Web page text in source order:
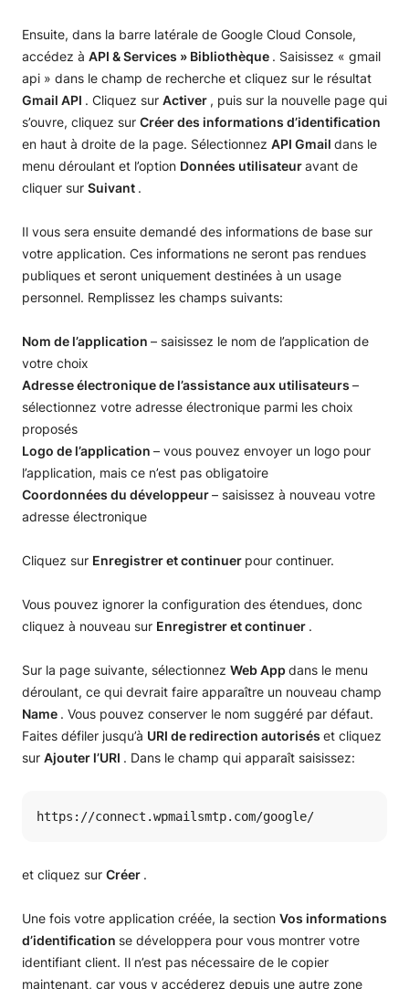
Ensuite, dans la barre latérale de Google Cloud Console,
accédez à API & Services » Bibliothèque . Saisissez « gmail
api » dans le champ de recherche et cliquez sur le résultat
Gmail API . Cliquez sur Activer , puis sur la nouvelle page qui
s’ouvre, cliquez sur Créer des informations d’identification
en haut à droite de la page. Sélectionnez API Gmail dans le
menu déroulant et l’option Données utilisateuravant de
cliquer sur Suivant .
Il vous sera ensuite demandé des informations de base sur
votre application. Ces informations ne seront pas rendues
publiques et seront uniquement destinées à un usage
personnel. Remplissez les champs suivants:
Nom de l’application – saisissez le nom de l’application de
votre choix
Adresse électronique de l’assistance aux utilisateurs –
sélectionnez votre adresse électronique parmi les choix
proposés
Logo de l’application – vous pouvez envoyer un logo pour
l’application, mais ce n’est pas obligatoire
Coordonnées du développeur– saisissez à nouveau votre
adresse électronique
Cliquez sur Enregistrer et continuer pour continuer.
Vous pouvez ignorer la configuration des étendues, donc
cliquez à nouveau sur Enregistrer et continuer .
Sur la page suivante, sélectionnez Web Appdans le menu
déroulant, ce qui devrait faire apparaître un nouveau champ
Name . Vous pouvez conserver le nom suggéré par défaut.
Faites défiler jusqu’à URI de redirection autorisés et cliquez
sur Ajouter l’URI . Dans le champ qui apparaît saisissez:
https://connect.wpmailsmtp.com/google/
et cliquez sur Créer .
Une fois votre application créée, la section Vos informations
d’identification se développera pour vous montrer votre
identifiant client. Il n’est pas nécessaire de le copier
maintenant, car vous y accéderez depuis une autre zone